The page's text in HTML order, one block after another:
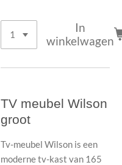
In
winkelwagen
TV meubel Wilson
groot
Tv-meubel Wilson is een
moderne tv-kast van 165